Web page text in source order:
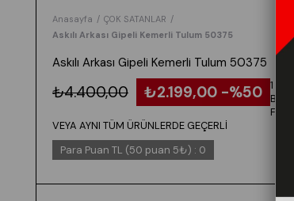
Anasayfa
ÇOK SATANLAR
Askılı Arkası Gipeli Kemerli Tulum 50375
Askılı Arkası Gipeli Kemerli Tulum 50375
₺4.400,00 ₺2.199,00 50 1
VEYA AYNI TÜM ÜRÜNLERDE GEÇERLİ
Para Puan TL (50 puan 5₺) : 0